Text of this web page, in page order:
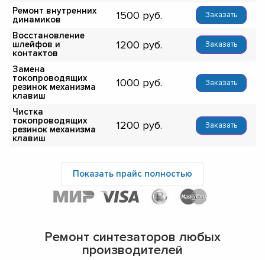
Ремонт внутренних
динамиков
1500 Заказать
Восстановление
шлейфов и
контактов
1200 Заказать
Замена
токопроводящих
резинок механизма
клавиш
1000 Заказать
Чистка
токопроводящих
резинок механизма
клавиш
1200 Заказать
Показать прайс полностью
Ремонт синтезаторов любых
производителей